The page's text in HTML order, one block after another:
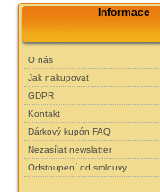
Informace
O nás
Jak nakupovat
GDPR
Kontakt
Dárkový kupón FAQ
Nezasílat newslatter
Odstoupení od smlouvy